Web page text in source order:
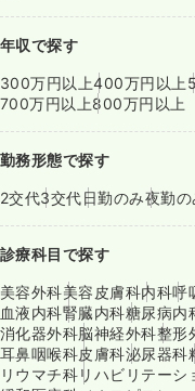
年収で探す
300万円以上400万円以上
700万円以上800万円以上
勤務形態で探す
2交代3交代日勤のみ夜勤の
診療科目で探す
美容外科美容皮膚科内科呼
血液内科腎臓内科糖尿病内
消化器外科脳神経外科整形
耳鼻咽喉科皮膚科泌尿器科
リウマチ科リハビリテーシ